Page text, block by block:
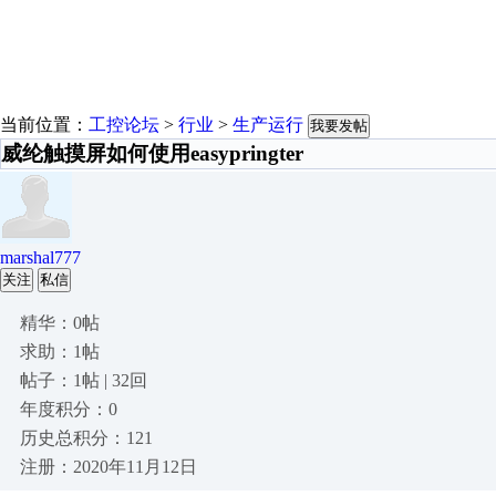
当前位置： 工控论坛 > 行业 > 生产运行 我要发帖
威纶触摸屏如何使用easypringter
marshal777
关注 私信
精华：0帖
求助：1帖
帖子：1帖 | 32回
年度积分：0
历史总积分：121
注册：2020年11月12日